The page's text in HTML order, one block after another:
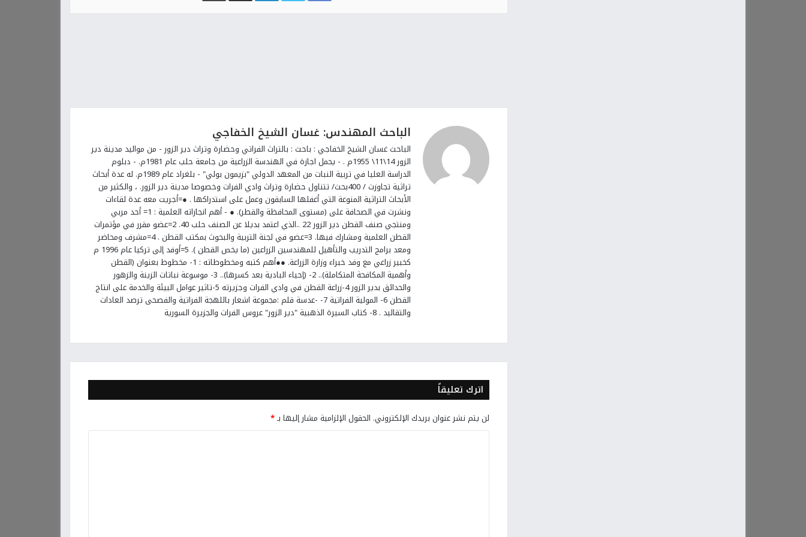
الباحث المهندس: غسان الشيخ الخفاجي
الباحث غسان الشيخ الخفاجي : باحث : بالتراث الفراتي وحضارة وتراث دير الزور - من مواليد مدينة دير
الزور 14\11\ 1955م . - يحمل اجازة في الهندسة الزراعية من جامعة حلب عام 1981م. - دبلوم
الدراسة العليا في تربية النبات من المعهد الدولي "بزيمون بولي" - بلغراد عام 1989م. له عدة أبحاث
تراثية تجاوزت / 400بحث/ تتناول حضارة وتراث وادي الفرات وخصوصا مدينة دير الزور. ، والكثير من
الأبحاث التراثية المنوعة التي أغفلها السابقون وعمل على استدراكها . ●=أجريت معه عدة لقاءات
ونشرت في الصحافة على (مستوى المحافظة والقطر). ● - أهم انجازاته العلمية : 1= أحد مربي
ومنتجي صنف القطن دير الزور 22 ..الذي اعتمد بديلا عن الصنف حلب 40. 2=عضو مقرر في مؤتمرات
القطن العلمية ومشارك فيها. 3=عضو في لجنة التربية والبحوث بمكتب القطن . 4=مشرف ومحاضر
ومعد برامج التدريب والتأهيل للمهندسين الزراعين (ما يخص القطن ). 5=أوفد إلى تركيا عام 1996 م
كخبير زراعي مع وفد خبراء وزارة الزراعة. ●●أهم كتبه ومخطوطاته : 1- مخطوط بعنوان (القطن
وأهمية المكافحة المتكاملة).. 2- (إحياء البادية بعد كسرها).. 3- موسوعة نباتات الزينة والزهور
والحدائق بدير الزور 4-زراعة القطن في وادي الفرات وجزيرته 5-تاثير عوامل البيئة والخدمة على انتاج
القطن 6- المولية الفراتية 7- -عدسة قلم :مجموعة اشعار باللهجة الفراتية والفصحى ترصد العادات
والتقاليد . 8- كتاب السيرة الذهبية "دير الزور" عروس الفرات والجزيرة السورية
اترك تعليقاً
لن يتم نشر عنوان بريدك الإلكتروني. الحقول الإلزامية مشار إليها بـ*